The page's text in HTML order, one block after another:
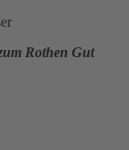
Rothen Gut